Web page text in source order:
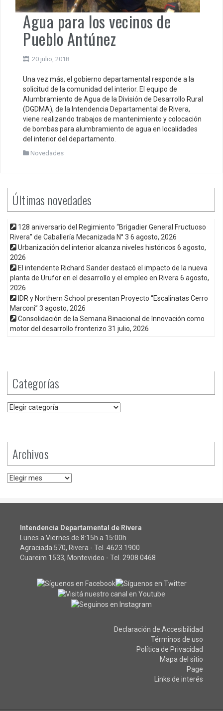
Agua para los vecinos de
Pueblo Antúnez
20 julio, 2018
Una vez más, el gobierno departamental responde a la
solicitud de la comunidad del interior. El equipo de
Alumbramiento de Agua de la División de Desarrollo Rural
(DGDMA), de la Intendencia Departamental de Rivera,
viene realizando trabajos de mantenimiento y colocación
de bombas para alumbramiento de agua en localidades
del interior del departamento.
Novedades
Últimas novedades
128 aniversario del Regimiento “Brigadier General Fructuoso
Rivera” de Caballería Mecanizada N° 3 6 agosto, 2026
Urbanización del interior alcanza niveles históricos 6 agosto,
2026
El intendente Richard Sander destacó el impacto de la nueva
planta de Urufor en el desarrollo y el empleo en Rivera6 agosto,
2026
IDR y Northern School presentan Proyecto “Escalinatas Cerro
Marconi” 3 agosto, 2026
Consolidación de la Semana Binacional de Innovación como
motor del desarrollo fronterizo 31 julio, 2026
Categorías
Categorías
Archivos
Archivos
Intendencia Departamental de Rivera
Lunes a Viernes de 8:15h a 15:00h
Agraciada 570, Rivera - Tel. 4623 1900
Cuareim 1533, Montevideo - Tel. 2908 0468
Declaración de Accesibilidad
Términos de uso
Política de Privacidad
Mapa del sitio
Page
Links de interés